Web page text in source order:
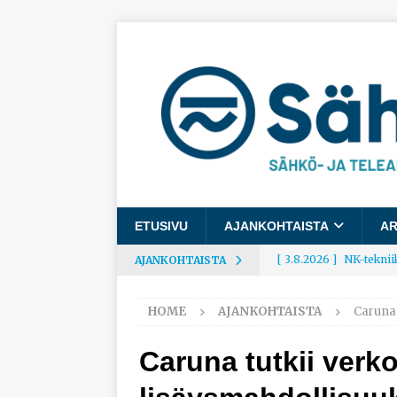
ETUSIVU AJANKOHTAISTA
AJANKOHTAISTA [ 3.8.2026 ] NK-
[ 3.8.2026 ]
AJANKOHTAISTA
HOME AJANKOHTAISTA
Caruna tutkii